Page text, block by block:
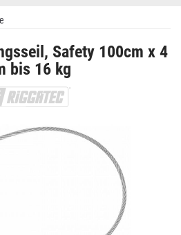
Safety 100cm x 4
bis 16 kg